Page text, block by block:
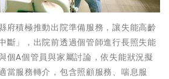
府積極推動出院準備服務，讓失能高齡
斷」，出院前透過個管師進行長照失能
個A個管員與家屬討論，依失能狀況擬
當服務轉介，包含照顧服務、喘息服